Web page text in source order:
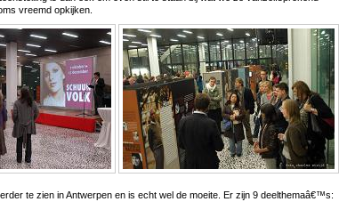
vreemd opkijken.
te zien in Antwerpen en is echt wel de moeite. Er zijn 9 deelthemaâ€™s: